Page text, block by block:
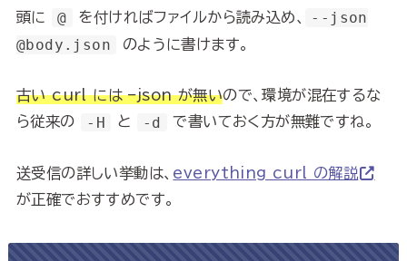
頭に @ を付ければファイルから読み込め、
--json
@body.json
のように書けます。
古い curl には –json が無いので、環境が混在するな
ら従来の
-H と -d で書いておく方が無難ですね。
送受信の詳しい挙動は、 everything curl の解説
が正確でおすすめです。